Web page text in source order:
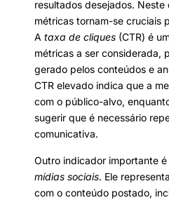
resultados desejados.
métricas tornam-se cruciais
A taxa de cliques (CTR) é
métricas a ser considerada,
gerado pelos conteúdos e
CTR elevado indica que a
com o público-alvo,
sugerir que é necessário
comunicativa.
Outro indicador importante é
mídias sociais. Ele
com o conteúdo postado,